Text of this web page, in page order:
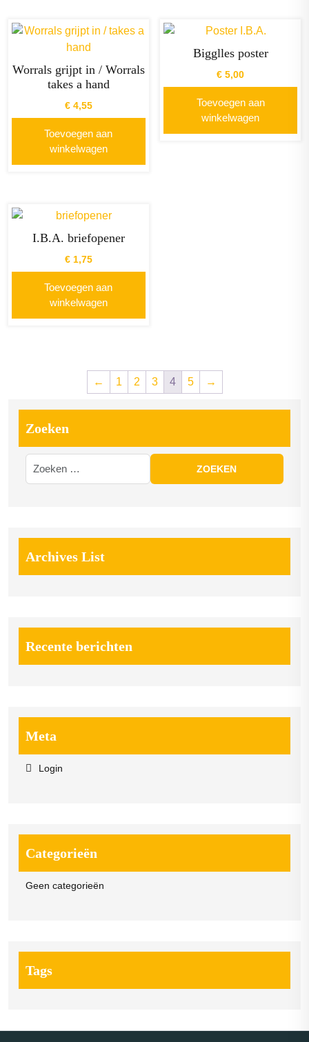
Worrals grijpt in / Worrals
takes a hand
€4,55
Toevoegen aan
winkelwagen
Bigglles poster
€ 5,00
Toevoegen aan
winkelwagen
I.B.A. briefopener
€1,75
Toevoegen aan
winkelwagen
← 1 2 3 4 5 →
Zoeken
Archives List
Recente berichten
Meta
Login
Categorieën
Geen categorieën
Tags